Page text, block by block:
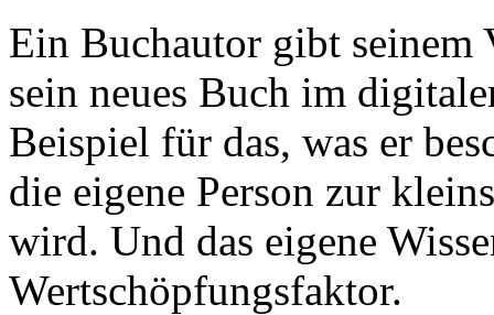
Ein Buchautor gibt seinem
sein neues Buch im
Beispiel für das, was er
die eigene Person zur
wird. Und das eigene
Wertschöpfungsfaktor.